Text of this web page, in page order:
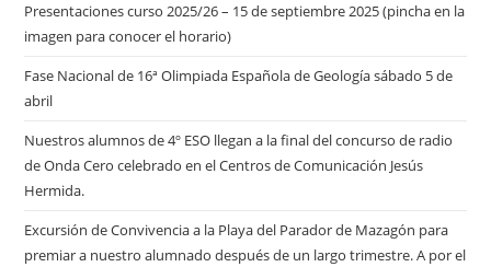
Presentaciones curso 2025/26 – 15 de septiembre 2025 (pincha en la
imagen para conocer el horario)
Fase Nacional de 16ª Olimpiada Española de Geología sábado 5 de
abril
Nuestros alumnos de 4º ESO llegan a la final del concurso de radio
de Onda Cero celebrado en el Centros de Comunicación Jesús
Hermida.
Excursión de Convivencia a la Playa del Parador de Mazagón para
premiar a nuestro alumnado después de un largo trimestre. A por el